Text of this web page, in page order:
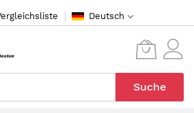
Deutsch
Suche